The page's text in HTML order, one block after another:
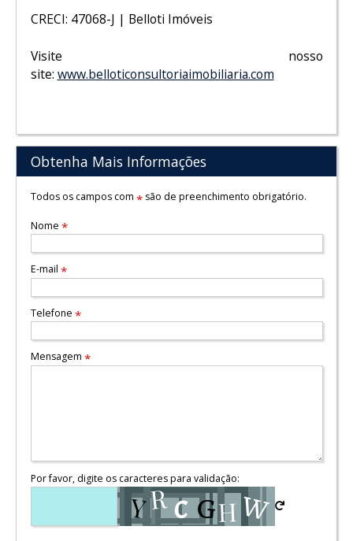
CRECI: 47068-J | Belloti Imóveis
Visite nosso
site: www.belloticonsultoriaimobiliaria.com
Obtenha Mais Informações
Todos os campos com *são de preenchimento obrigatório.
Nome *
E-mail *
Telefone *
Mensagem *
Por favor, digite os caracteres para validação: